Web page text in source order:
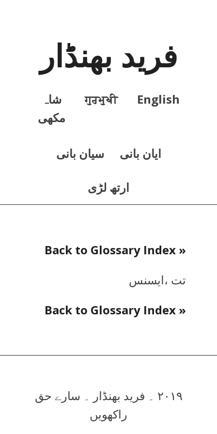
فرید بھنڈار
English
ਗੁਰਮੁਖੀ
شاہ
مکھی
ايان بانی سيان بانی
ارتھ لڑی
« Back to Glossary Index
تت ،ایسنس
« Back to Glossary Index
۲۰۱۹ ۔ فرید بھنڈار ۔ سارے حق
راکھویں